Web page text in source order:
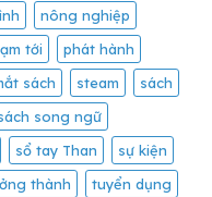
nông nghiệp
tới
phát hành
sách steam
sách
song ngữ
sổ tay Than
sự kiện
thành
tuyển dụng